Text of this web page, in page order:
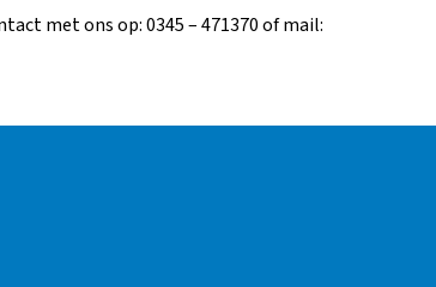
met ons op: 0345 – 471370 of mail: